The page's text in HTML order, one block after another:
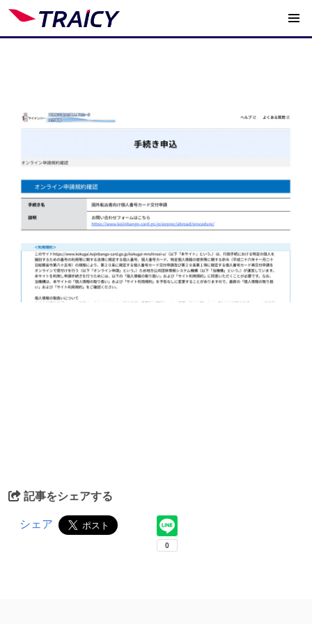
記事をシェアする
シェア